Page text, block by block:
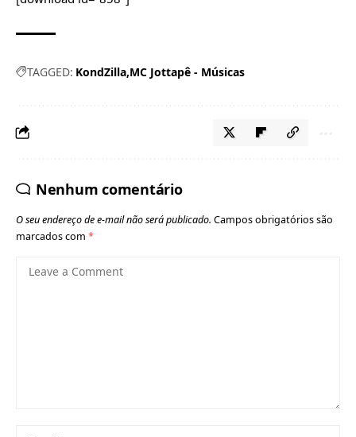
TAGGED: KondZilla MC Jottapê - Músicas
Nenhum comentário
O seu endereço de e-mail não será publicado. Campos obrigatórios são
marcados com *